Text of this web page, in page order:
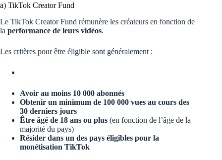
a) TikTok Creator Fund
Le TikTok Creator Fund rémunère les créateurs en fonction de
la performance de leurs vidéos.
Les critères pour être éligible sont généralement :
Avoir au moins 10 000 abonnés
Obtenir un minimum de 100 000 vues au cours des
30 derniers jours
Être âgé de 18 ans ou plus (en fonction de l’âge de la
majorité du pays)
Résider dans un des pays éligibles pour la
monétisation TikTok